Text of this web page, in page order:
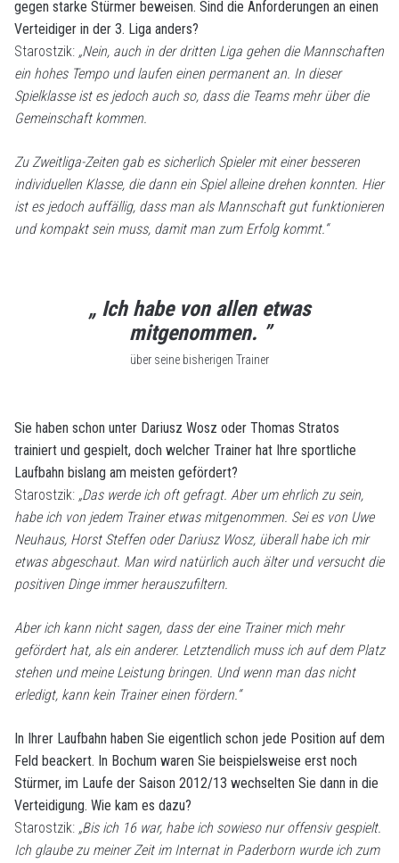
gegen starke Stürmer beweisen. Sind die Anforderungen an einen
Verteidiger in der 3. Liga anders?
Starostzik: „Nein, auch in der dritten Liga gehen die Mannschaften
ein hohes Tempo und laufen einen permanent an. In dieser
Spielklasse ist es jedoch auch so, dass die Teams mehr über die
Gemeinschaft kommen.
Zu Zweitliga-Zeiten gab es sicherlich Spieler mit einer besseren
individuellen Klasse, die dann ein Spiel alleine drehen konnten. Hier
ist es jedoch auffällig, dass man als Mannschaft gut funktionieren
und kompakt sein muss, damit man zum Erfolg kommt.“
„ Ich habe von allen etwas
mitgenommen. ”
über seine bisherigen Trainer
Sie haben schon unter Dariusz Wosz oder Thomas Stratos
trainiert und gespielt, doch welcher Trainer hat Ihre sportliche
Laufbahn bislang am meisten gefördert?
Starostzik: „Das werde ich oft gefragt. Aber um ehrlich zu sein,
habe ich von jedem Trainer etwas mitgenommen. Sei es von Uwe
Neuhaus, Horst Steffen oder Dariusz Wosz, überall habe ich mir
etwas abgeschaut. Man wird natürlich auch älter und versucht die
positiven Dinge immer herauszufiltern.
Aber ich kann nicht sagen, dass der eine Trainer mich mehr
gefördert hat, als ein anderer. Letztendlich muss ich auf dem Platz
stehen und meine Leistung bringen. Und wenn man das nicht
erledigt, kann kein Trainer einen fördern.“
In Ihrer Laufbahn haben Sie eigentlich schon jede Position auf dem
Feld beackert. In Bochum waren Sie beispielsweise erst noch
Stürmer, im Laufe der Saison 2012/13 wechselten Sie dann in die
Verteidigung. Wie kam es dazu?
Starostzik: „Bis ich 16 war, habe ich sowieso nur offensiv gespielt.
Ich glaube zu meiner Zeit im Internat in Paderborn wurde ich zum